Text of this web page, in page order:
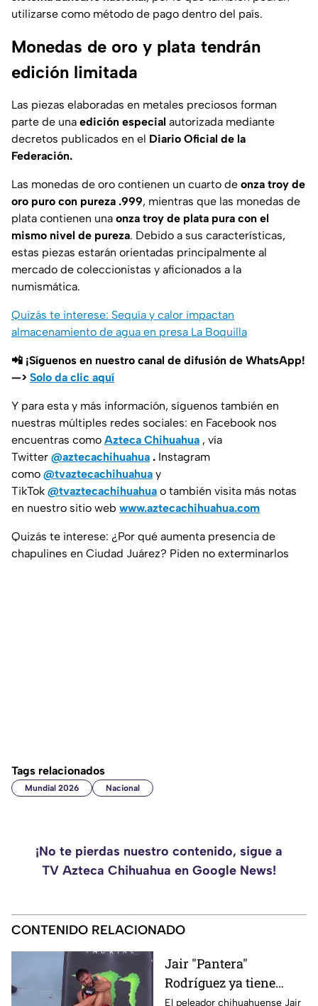
utilizarse como método de pago dentro del país.
Monedas de oro y plata tendrán
edición limitada
Las piezas elaboradas en metales preciosos forman
parte de una edición especial autorizada mediante
decretos publicados en el Diario Oficial de la
Federación.
Las monedas de oro contienen un cuarto de onza troy de
oro puro con pureza .999, mientras que las monedas de
plata contienen una onza troy de plata pura con el
mismo nivel de pureza. Debido a sus características,
estas piezas estarán orientadas principalmente al
mercado de coleccionistas y aficionados a la
numismática.
Quizás te interese: Sequía y calor impactan
almacenamiento de agua en presa La Boquilla
📲 ¡Síguenos en nuestro canal de difusión de WhatsApp!
—> Solo da clic aquí
Y para esta y más información, síguenos también en
nuestras múltiples redes sociales: en Facebook nos
encuentras como Azteca Chihuahua , vía
Twitter @aztecachihuahua . Instagram
como @tvaztecachihuahua y
TikTok @tvaztecachihuahua o también visita más notas
en nuestro sitio web www.aztecachihuahua.com
Quizás te interese: ¿Por qué aumenta presencia de
chapulines en Ciudad Juárez? Piden no exterminarlos
Tags relacionados
Mundial 2026 Nacional
¡No te pierdas nuestro contenido, sigue a
TV Azteca Chihuahua en Google News!
CONTENIDO RELACIONADO
Jair "Pantera"
Rodríguez ya tiene
rival para su regreso a
El peleador chihuahuense Jair